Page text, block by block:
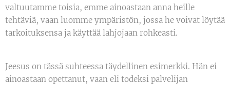
valtuutamme toisia, emme ainoastaan anna heille
tehtäviä, vaan luomme ympäristön, jossa he voivat löytää
tarkoituksensa ja käyttää lahjojaan rohkeasti.
Jeesus on tässä suhteessa täydellinen esimerkki. Hän ei
ainoastaan opettanut, vaan eli todeksi palvelijan